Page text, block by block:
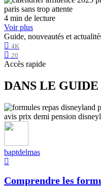
4 min de lecture
Voir plus
Guide, nouveautés et
4K
20
Accès rapide
DANS LE
baptdelmas
Comprendre les